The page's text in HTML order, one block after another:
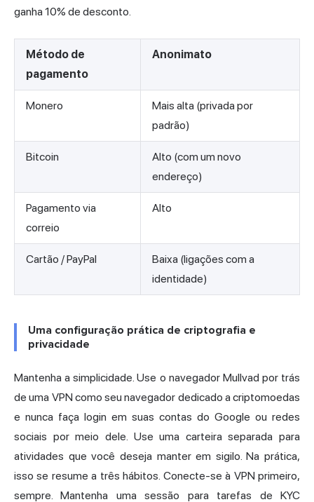
ganha 10% de desconto.
Método de
pagamento
Anonimato
Monero
Mais alta (privada por
padrão)
Bitcoin
Alto (com um novo
endereço)
Pagamento via
correio
Alto
Cartão / PayPal
Baixa (ligações com a
identidade)
Uma configuração prática de criptografia e
privacidade
Mantenha a simplicidade. Use o navegador Mullvad por trás
de uma VPN como seu navegador dedicado a criptomoedas
e nunca faça login em suas contas do Google ou redes
sociais por meio dele. Use uma carteira separada para
atividades que você deseja manter em sigilo. Na prática,
isso se resume a três hábitos. Conecte-se à VPN primeiro,
sempre. Mantenha uma sessão para tarefas de KYC